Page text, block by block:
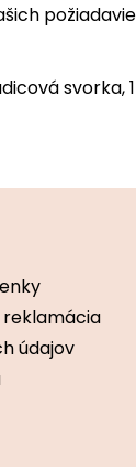
svorka,
údajov